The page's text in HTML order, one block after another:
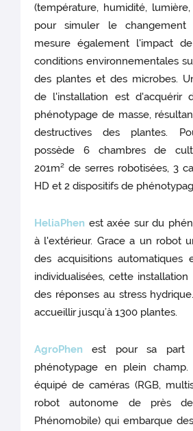
(température, humidité, lumière,
pour simuler le changement
mesure également l'impact
conditions environnementales
des plantes et des microbes.
de l'installation est d'acquérir
phénotypage de masse,
destructives des plantes.
possède 6 chambres de
201m² de serres robotisées, 3
HD et 2 dispositifs de
HeliaPhen est axée sur du
à l'extérieur. Grace a un robot
des acquisitions automatiques
individualisées, cette
des réponses au stress
accueillir jusqu’à 1300 plantes.
AgroPhen est pour sa part
phénotypage en plein
équipé de caméras (RGB,
robot autonome de près
Phénomobile) qui embarque